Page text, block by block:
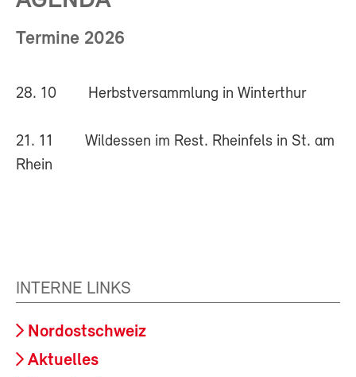
Termine 2026
28. 10 Herbstversammlung in Winterthur
21. 11 Wildessen im Rest. Rheinfels in St. am
Rhein
INTERNE LINKS
Nordostschweiz
Aktuelles